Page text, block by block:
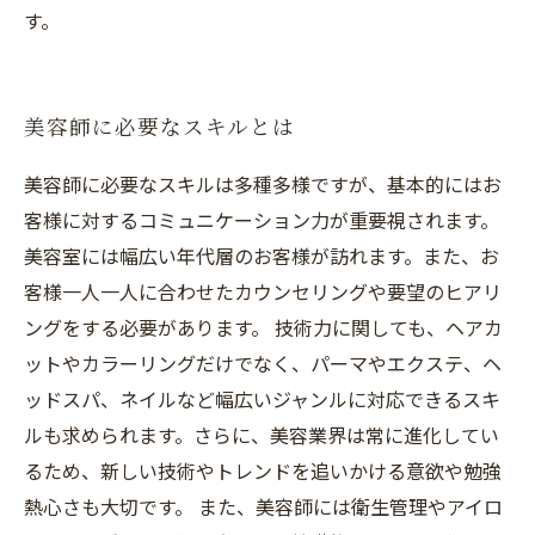
す。
美容師に必要なスキルとは
美容師に必要なスキルは多種多様ですが、基本的にはお
客様に対するコミュニケーション力が重要視されます。
美容室には幅広い年代層のお客様が訪れます。また、お
客様一人一人に合わせたカウンセリングや要望のヒアリ
ングをする必要があります。 技術力に関しても、ヘアカ
ットやカラーリングだけでなく、パーマやエクステ、ヘ
ッドスパ、ネイルなど幅広いジャンルに対応できるスキ
ルも求められます。さらに、美容業界は常に進化してい
るため、新しい技術やトレンドを追いかける意欲や勉強
熱心さも大切です。 また、美容師には衛生管理やアイロ